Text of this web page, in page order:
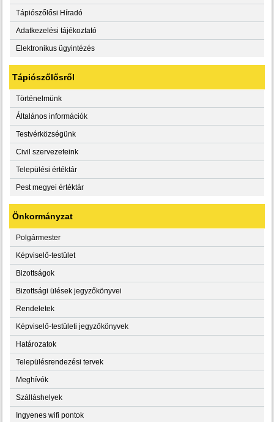
Tápiószőlősi Híradó
Adatkezelési tájékoztató
Elektronikus ügyintézés
Tápiószőlősről
Történelmünk
Általános információk
Testvérközségünk
Civil szervezeteink
Települési értéktár
Pest megyei értéktár
Önkormányzat
Polgármester
Képviselő-testület
Bizottságok
Bizottsági ülések jegyzőkönyvei
Rendeletek
Képviselő-testületi jegyzőkönyvek
Határozatok
Településrendezési tervek
Meghívók
Szálláshelyek
Ingyenes wifi pontok